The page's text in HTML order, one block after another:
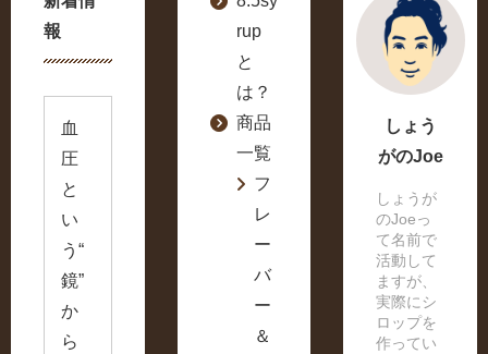
報
血
圧
と
い
う“
鏡”
か
ら
rup
と
は？
商品
一覧
フ
レ
ー
バ
ー
＆
しょう
がのJoe
しょうが
のJoeっ
て名前で
活動して
ますが、
実際にシ
ロップを
作ってい